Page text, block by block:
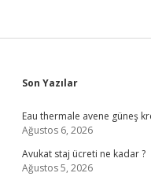
Sidebar
Son Yazılar
Eau thermale avene güneş
Ağustos 6, 2026
Avukat staj ücreti ne kadar ?
Ağustos 5, 2026